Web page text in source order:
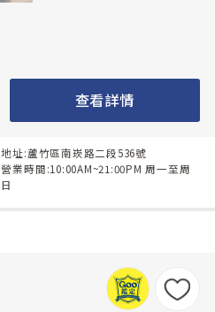
查看詳情
地址:蘆竹區南崁路二段536號
營業時間:10:00AM~21:00PM 周一至周
日